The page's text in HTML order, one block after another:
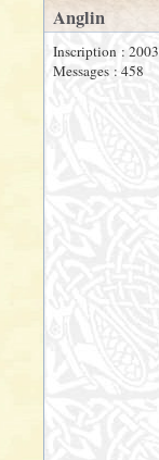
Anglin
Inscription : 2003
Messages : 458